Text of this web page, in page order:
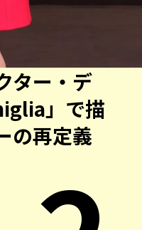
ター・デ
」で描
の再定義